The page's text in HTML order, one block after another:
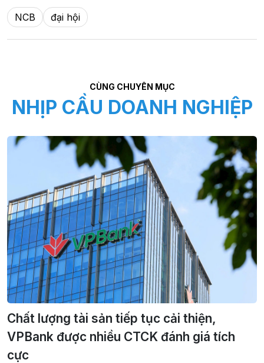
NCB đại hội
CÙNG CHUYÊN MỤC
NHỊP CẦU DOANH NGHIỆP
Chất lượng tài sản tiếp tục cải thiện,
VPBank được nhiều CTCK đánh giá tích
cực